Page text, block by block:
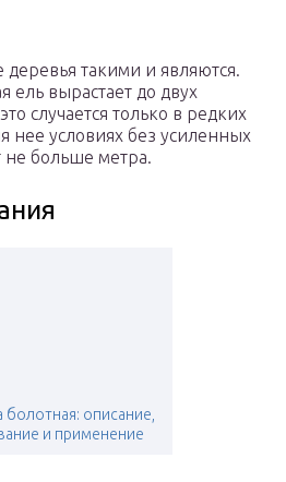
деревья такими и являются.
ель вырастает до двух
случается только в редких
нее условиях без усиленных
не больше метра.
болотная: описание,
и применение